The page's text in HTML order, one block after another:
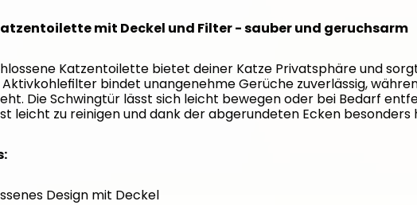
mit Deckel und Filter - sauber und geruchsarm
Katzentoilette bietet deiner Katze Privatsphäre und
bindet unangenehme Gerüche zuverlässig,
Die Schwingtür lässt sich leicht bewegen oder bei Bedarf
leicht zu reinigen und dank der abgerundeten Ecken besonders
Design mit Deckel